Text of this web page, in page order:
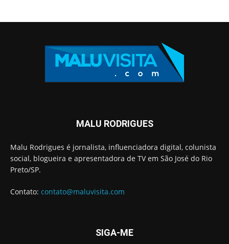
MALU RODRIGUES
Malu Rodrigues é jornalista, influenciadora digital, colunista
social, blogueira e apresentadora de TV em São José do Rio
Preto/SP.
Contato: contato@maluvisita.com
SIGA-ME